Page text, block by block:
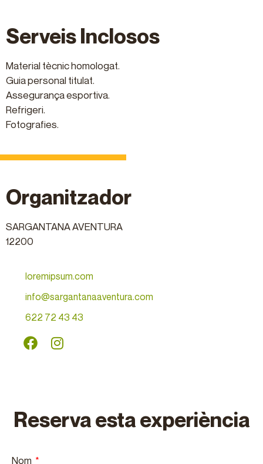
Serveis Inclosos
Material tècnic homologat.
Guia personal titulat.
Assegurança esportiva.
Refrigeri.
Fotografies.
Organitzador
SARGANTANA AVENTURA
12200
loremipsum.com
info@sargantanaaventura.com
622 72 43 43
Reserva esta experiència
Nom